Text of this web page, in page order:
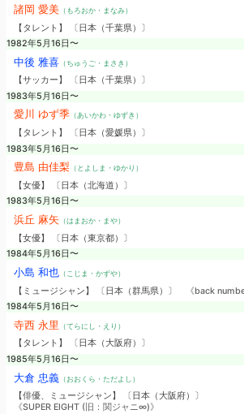
諸岡 愛美（もろおか・まなみ）
【タレント】 〔日本（千葉県）〕
1982年5月16日〜
中後 雅喜（ちゅうご・まさき）
【サッカー】 〔日本（千葉県）〕
1983年5月16日〜
愛川 ゆず季（あいかわ・ゆずき）
【タレント】 〔日本（愛媛県）〕
1983年5月16日〜
豊島 由佳梨（とよしま・ゆかり）
【女優】 〔日本（北海道）〕
1983年5月16日〜
浜丘 麻矢 （はまおか・まや）
【女優】 〔日本（東京都）〕
1984年5月16日〜
小島 和也（こじま・かずや）
【ミュージシャン】 〔日本（群馬県）〕
《back
1984年5月16日〜
寺西 永里 （てらにし・えり）
【タレント】 〔日本（大阪府）〕
1985年5月16日〜
大倉 忠義（おおくら・ただよし）
【俳優、ミュージシャン】 〔日本（大阪府）〕
《SUPER EIGHT (旧：関ジャニ∞)》